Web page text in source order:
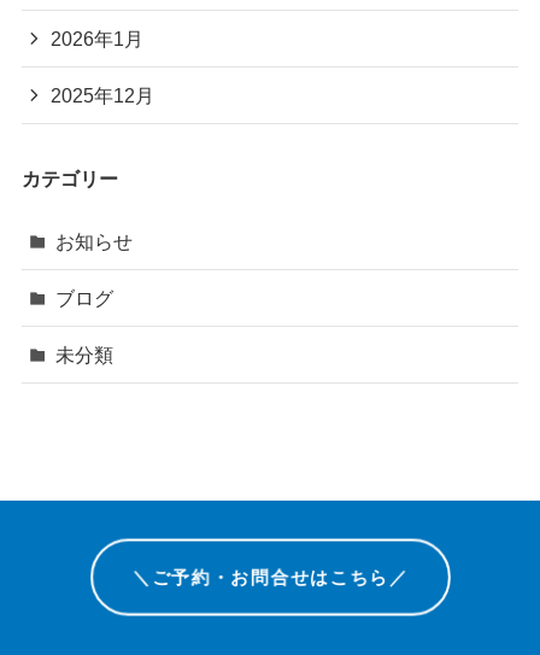
2026年1月
2025年12月
カテゴリー
お知らせ
ブログ
未分類
＼ご予約・お問合せはこちら／